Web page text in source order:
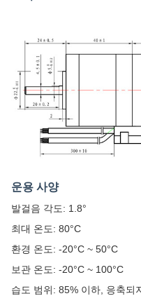
운용 사양
발걸음 각도: 1.8°
최대 온도: 80°C
환경 온도: -20°C ~ 50°C
보관 온도: -20°C ~ 100°C
습도 범위: 85% 이하, 응축되